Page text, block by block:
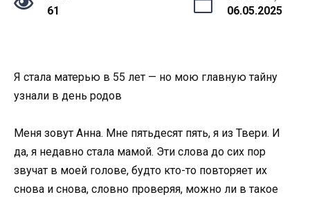
61 06.05.2025
Я стала матерью в 55 лет — но мою главную тайну
узнали в день родов
Меня зовут Анна. Мне пятьдесят пять, я из Твери. И
да, я недавно стала мамой. Эти слова до сих пор
звучат в моей голове, будто кто-то повторяет их
снова и снова, словно проверяя, можно ли в такое